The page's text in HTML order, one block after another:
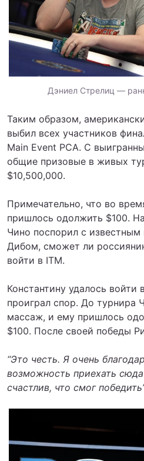
Дэниел Стрелиц —
Таким образом,
выбил всех участников
Main Event PCA. С
общие призовые в живых
$10,500,000.
Примечательно, что во
пришлось одолжить $100.
Чино поспорил с
Дибом, сможет ли
войти в ITM.
Константину удалось войти
проиграл спор. До турнира
массаж, и ему пришлось
$100. После своей победы
“Это честь. Я очень
возможность приехать
счастлив, что смог